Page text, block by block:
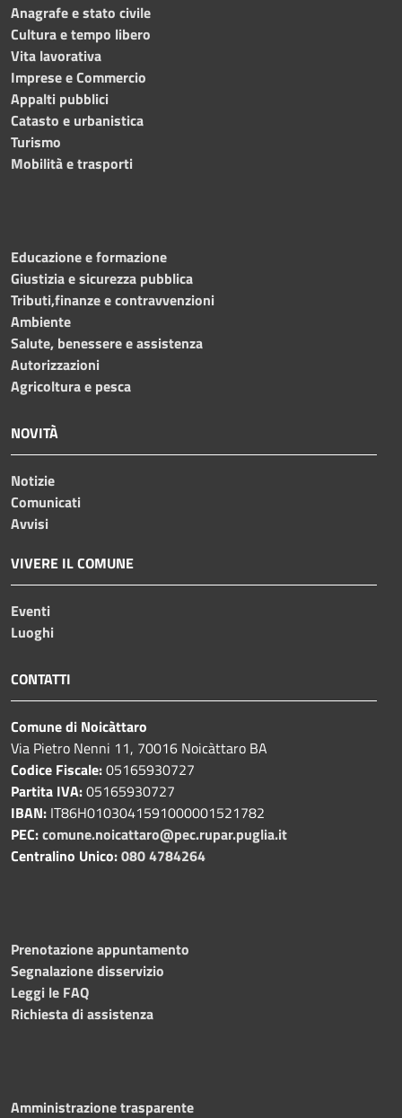
Anagrafe e stato civile
Cultura e tempo libero
Vita lavorativa
Imprese e Commercio
Appalti pubblici
Catasto e urbanistica
Turismo
Mobilità e trasporti
Educazione e formazione
Giustizia e sicurezza pubblica
Tributi,finanze e contravvenzioni
Ambiente
Salute, benessere e assistenza
Autorizzazioni
Agricoltura e pesca
NOVITÀ
Notizie
Comunicati
Avvisi
VIVERE IL COMUNE
Eventi
Luoghi
CONTATTI
Comune di Noicàttaro
Via Pietro Nenni 11, 70016 Noicàttaro BA
Codice Fiscale:05165930727
Partita IVA:05165930727
IBAN: IT86H0103041591000001521782
PEC:comune.noicattaro@pec.rupar.puglia.it
Centralino Unico:080 4784264
Prenotazione appuntamento
Segnalazione disservizio
Leggi le FAQ
Richiesta di assistenza
Amministrazione trasparente